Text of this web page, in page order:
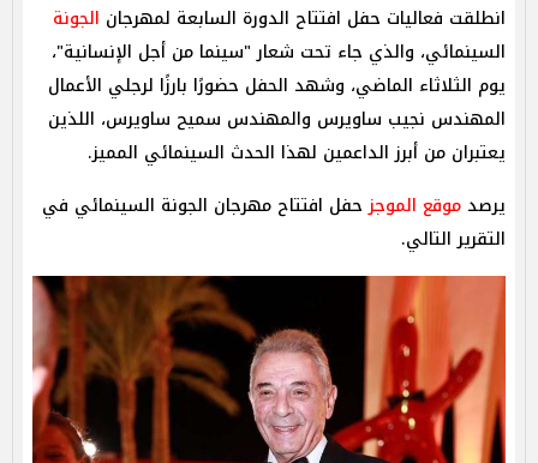
انطلقت فعاليات حفل افتتاح الدورة السابعة لمهرجان الجونة
السينمائي، والذي جاء تحت شعار "سينما من أجل الإنسانية"،
يوم الثلاثاء الماضي، وشهد الحفل حضورًا بارزًا لرجلي الأعمال
المهندس نجيب ساويرس والمهندس سميح ساويرس، اللذين
يعتبران من أبرز الداعمين لهذا الحدث السينمائي المميز.
يرصد موقع الموجزحفل افتتاح مهرجان الجونة السينمائي في
التقرير التالي.